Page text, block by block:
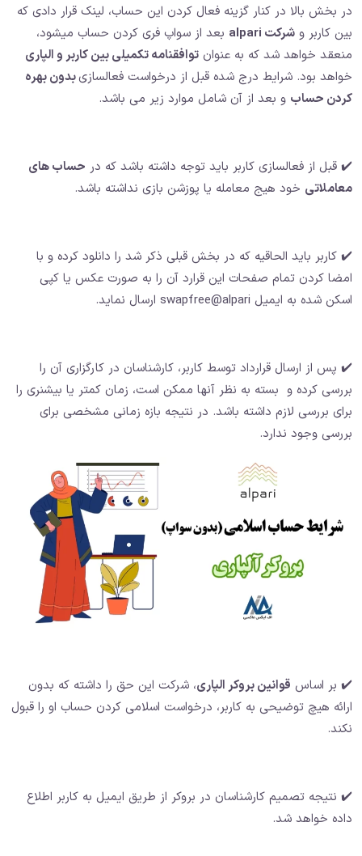
در بخش بالا در کنار گزینه فعال کردن این حساب، لینک قرار دادی که
بین کاربر و شرکت alpari
بعد از سواپ فری کردن حساب میشود،
منعقد خواهد شد که به عنوان توافقنامه تکمیلی بین کاربر و الپاری
خواهد بود. شرایط درج شده قبل از درخواست فعالسازیبدون بهره
کردن حساب و بعد از آن شامل موارد زیر می باشد.
✔️ قبل از فعالسازی کاربر باید توجه داشته باشد که در حساب های
معاملاتی خود هیج معامله یا پوزشن بازی نداشته باشد.
✔️ کاربر باید الحاقیه که در بخش قبلی ذکر شد را دانلود کرده و با
امضا کردن تمام صفحات این قرارد آن را به صورت عکس یا کپی
اسکن شده به ایمیل swapfree@alpari ارسال نماید.
✔️ پس از ارسال قرارداد توسط کاربر، کارشناسان در کارگزاری آن را
بررسی کرده و بسته به نظر آنها ممکن است، زمان کمتر یا بیشنری را
برای بررسی لازم داشته باشد. در نتیجه بازه زمانی مشخصی برای
بررسی وجود ندارد.
✔️ بر اساس قوانین بروکر الپاری، شرکت این حق را داشته که بدون
ارائه هیچ توضیحی به کاربر، درخواست اسلامی کردن حساب او را قبول
نکند.
✔️ نتیجه تصمیم کارشناسان در بروکر از طریق ایمیل به کاربر اطلاع
داده خواهد شد.